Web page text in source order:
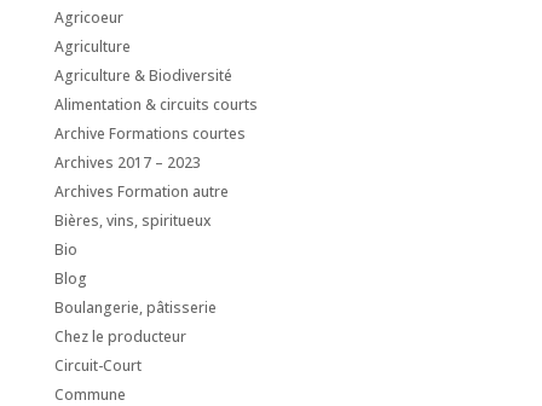
Agricoeur
Agriculture
Agriculture & Biodiversité
Alimentation & circuits courts
Archive Formations courtes
Archives 2017 – 2023
Archives Formation autre
Bières, vins, spiritueux
Bio
Blog
Boulangerie, pâtisserie
Chez le producteur
Circuit-Court
Commune